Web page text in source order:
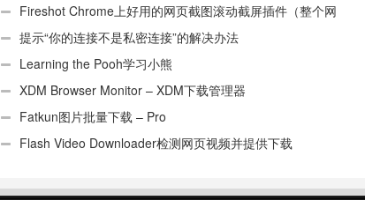
Fireshot Chrome上好用的网页截图滚动截屏插件（整个网
页）提示“你的连接不是私密连接”的解决办法
Learning the Pooh学习小熊
XDM Browser Monitor – XDM下载管理器
Fatkun图片批量下载 – Pro
Flash Video Downloader检测网页视频并提供下载